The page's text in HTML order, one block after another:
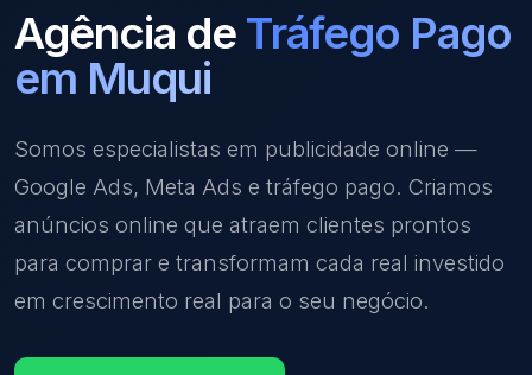
Agência de Tráfego Pago
em Muqui
Somos especialistas em publicidade online —
Google Ads, Meta Ads e tráfego pago. Criamos
anúncios online que atraem clientes prontos
para comprar e transformam cada real investido
em crescimento real para o seu negócio.